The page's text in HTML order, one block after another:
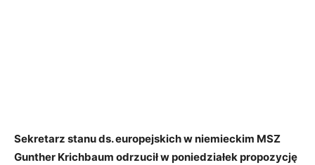
Sekretarz stanu ds. europejskich w niemieckim MSZ
Gunther Krichbaum odrzucił w poniedziałek propozycję